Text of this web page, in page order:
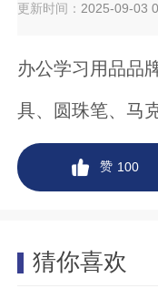
更新时间： 2025-09-03
办公学习用品品
具、圆珠笔、马
赞 100
猜你喜欢